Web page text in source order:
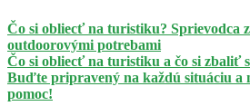
Čo si obliecť na turistiku? Sprievodca
outdoorovými potrebami
Čo si obliecť na turistiku a čo si zbaliť
Buďte pripravený na každú situáciu a
pomoc!